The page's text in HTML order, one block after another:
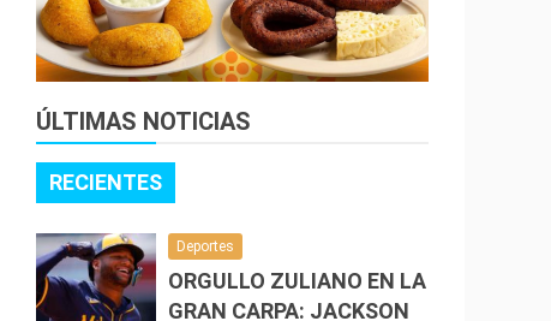
ÚLTIMAS NOTICIAS
RECIENTES
Deportes
ORGULLO ZULIANO EN LA
GRAN CARPA: JACKSON